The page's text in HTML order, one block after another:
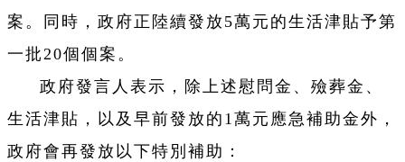
案。同時，政府正陸續發放5萬元的生活津貼予第
一批20個個案。
政府發言人表示，除上述慰問金、殮葬金、
生活津貼，以及早前發放的1萬元應急補助金外，
政府會再發放以下特別補助：